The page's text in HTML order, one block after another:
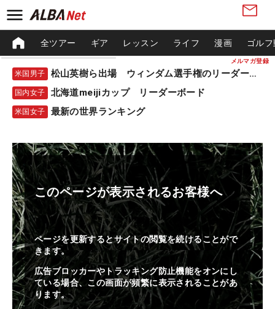
メルマガ登録
全ツアー ギア レッスン ライフ 漫画 ゴル
米国男子 松山英樹ら出場 ウィンダム選手権のリーダーボード
国内女子 北海道meijiカップ リーダーボード
米国女子 最新の世界ランキング
このページが表示されるお客様へ
ページを更新するとサイトの閲覧を続けることがで
きます。
広告ブロッカーやトラッキング防止機能をオンにし
ている場合、この画面が頻繁に表示されることがあ
ります。